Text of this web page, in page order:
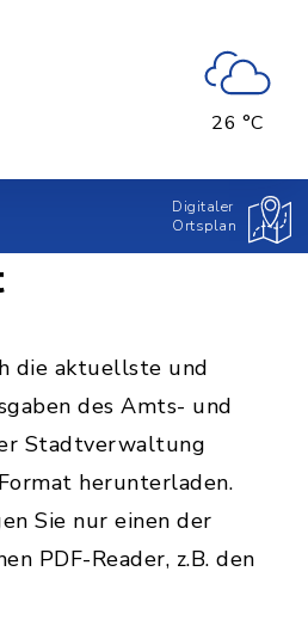
26 °C
Digitaler
Ortsplan
die aktuellste und
des Amts- und
Stadtverwaltung
herunterladen.
Sie nur einen der
PDF-Reader, z.B. den